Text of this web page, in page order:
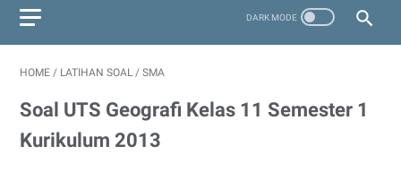
HOME / LATIHAN SOAL / SMA
Soal UTS Geografi Kelas 11 Semester 1
Kurikulum 2013